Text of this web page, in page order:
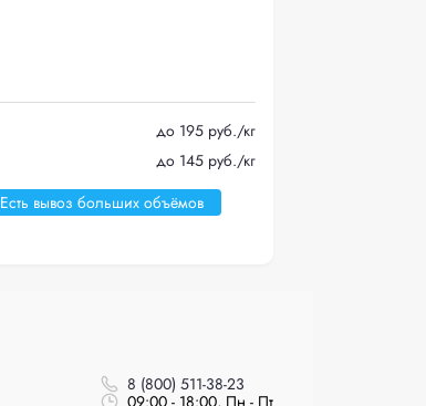
до 195 руб./кг
до 145 руб./кг
Есть вывоз больших объёмов
8 (800) 511-38-23
09:00 - 18:00, Пн - Пт